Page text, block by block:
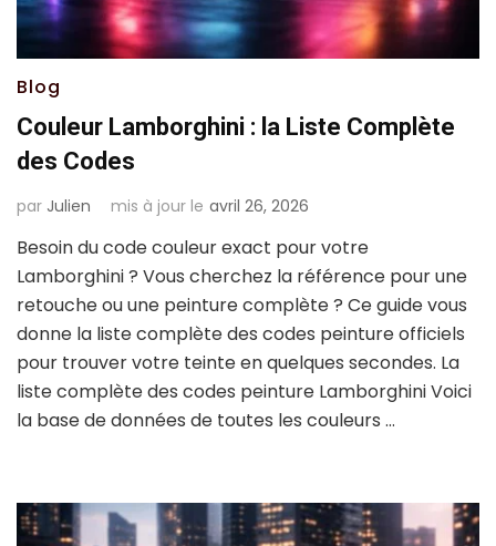
Blog
Couleur Lamborghini : la Liste Complète
des Codes
par Julien mis à jour le avril 26, 2026
Besoin du code couleur exact pour votre
Lamborghini ? Vous cherchez la référence pour une
retouche ou une peinture complète ? Ce guide vous
donne la liste complète des codes peinture officiels
pour trouver votre teinte en quelques secondes. La
liste complète des codes peinture Lamborghini Voici
la base de données de toutes les couleurs …